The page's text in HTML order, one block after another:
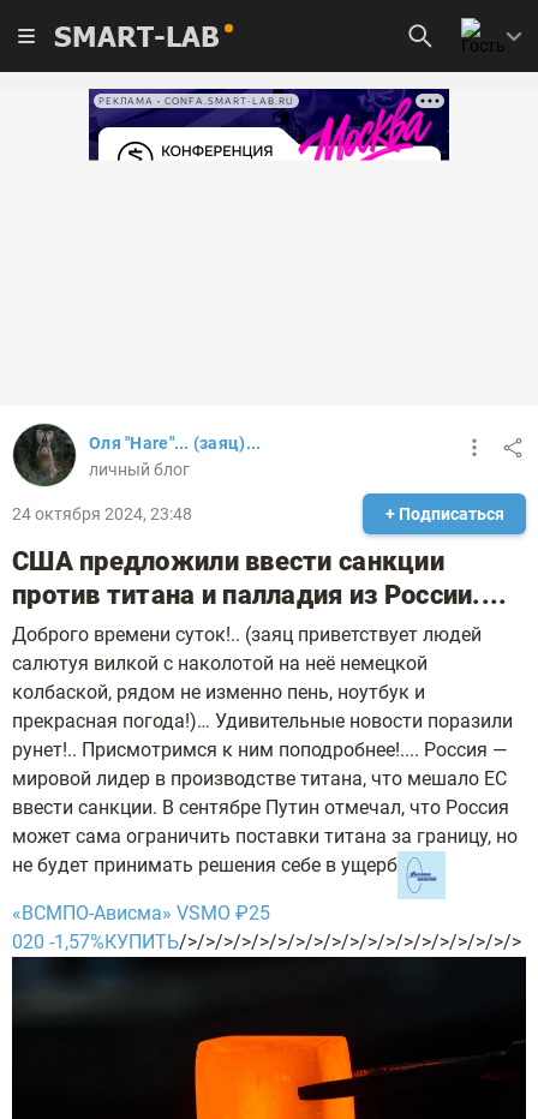
SMART-LAB
РЕКЛАМА • CONFA.SMART-LAB.RU
Оля "Hare"... (заяц)...
личный блог
24 октября 2024, 23:48 + Подписаться
США предложили ввести санкции
против титана и палладия из России....
Доброго времени суток!.. (заяц приветствует людей
салютуя вилкой с наколотой на неё немецкой
колбаской, рядом не изменно пень, ноутбук и
прекрасная погода!)… Удивительные новости поразили
рунет!.. Присмотримся к ним поподробнее!.... Россия —
мировой лидер в производстве титана, что мешало ЕС
ввести санкции. В сентябре Путин отмечал, что Россия
может сама ограничить поставки титана за границу, но
не будет принимать решения себе в ущерб
«ВСМПО-Ависма» VSMO ₽25
020 -1,57%КУПИТЬ/>/>/>/>/>/>/>/>/>/>/>/>/>/>/>/>/>/>/>